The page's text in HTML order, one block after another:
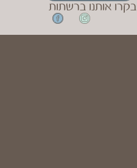
בקרו אותנו ברשתות